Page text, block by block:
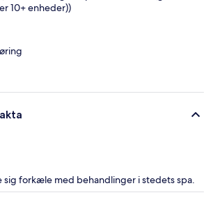
10+ enheder))
sig forkæle med behandlinger i stedets spa.